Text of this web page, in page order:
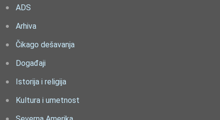
ADS
Arhiva
Čikago dešavanja
Događaji
Istorija i religija
Kultura i umetnost